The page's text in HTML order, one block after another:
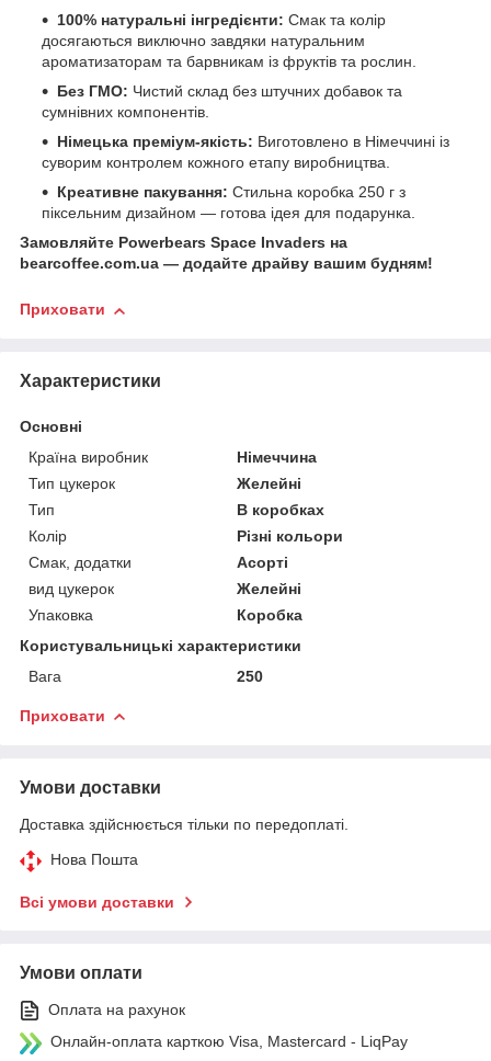
100% натуральні інгредієнти: Смак та колір
досягаються виключно завдяки натуральним
ароматизаторам та барвникам із фруктів та рослин.
Без ГМО: Чистий склад без штучних добавок та
сумнівних компонентів.
Німецька преміум-якість: Виготовлено в Німеччині із
суворим контролем кожного етапу виробництва.
Креативне пакування: Стильна коробка 250 г з
піксельним дизайном — готова ідея для подарунка.
Замовляйте Powerbears Space Invaders на
bearcoffee.com.ua — додайте драйву вашим будням!
Приховати
Характеристики
Основні
Країна виробник
Німеччина
Тип цукерок
Желейні
Тип
В коробках
Колір
Різні кольори
Смак, додатки
Асорті
вид цукерок
Желейні
Упаковка
Коробка
Користувальницькі характеристики
Вага
250
Приховати
Умови доставки
Доставка здійснюється тільки по передоплаті.
Нова Пошта
Всі умови доставки
Умови оплати
Оплата на рахунок
Онлайн-оплата карткою Visa, Mastercard - LiqPay